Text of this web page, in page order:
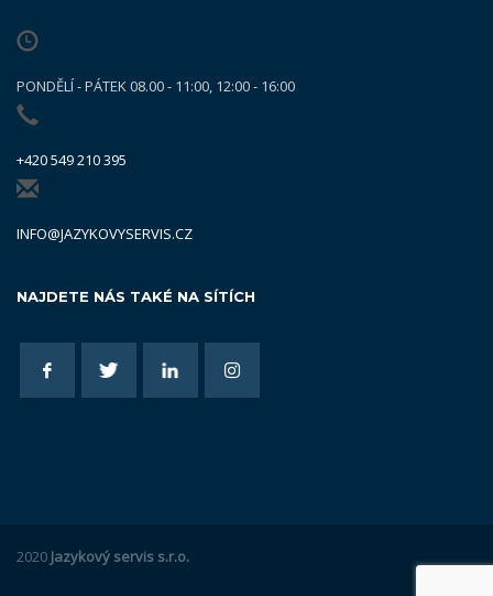
PONDĚLÍ - PÁTEK 08.00 - 11:00, 12:00 - 16:00
+420 549 210 395
INFO@JAZYKOVYSERVIS.CZ
NAJDETE NÁS TAKÉ NA SÍTÍCH
2020 Jazykový servis s.r.o.